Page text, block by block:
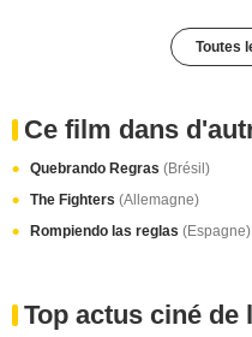
Toutes
Ce film dans
Quebrando Regras (Brésil)
The Fighters (Allemagne)
Rompiendo las reglas (Espagne)
Top actus ciné de